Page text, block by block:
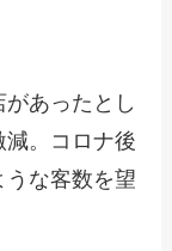
あったとし
。コロナ後
うな客数を望